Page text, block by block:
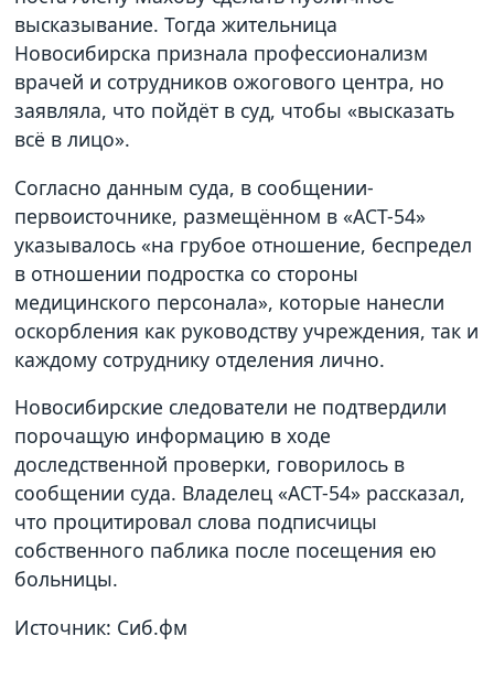
высказывание. Тогда жительница
Новосибирска признала профессионализм
врачей и сотрудников ожогового центра, но
заявляла, что пойдёт в суд, чтобы «высказать
всё в лицо».
Согласно данным суда, в сообщении-
первоисточнике, размещённом в «АСТ-54»
указывалось «на грубое отношение, беспредел
в отношении подростка со стороны
медицинского персонала», которые нанесли
оскорбления как руководству учреждения, так и
каждому сотруднику отделения лично.
Новосибирские следователи не подтвердили
порочащую информацию в ходе
доследственной проверки, говорилось в
сообщении суда. Владелец «АСТ-54» рассказал,
что процитировал слова подписчицы
собственного паблика после посещения ею
больницы.
Источник: Сиб.фм